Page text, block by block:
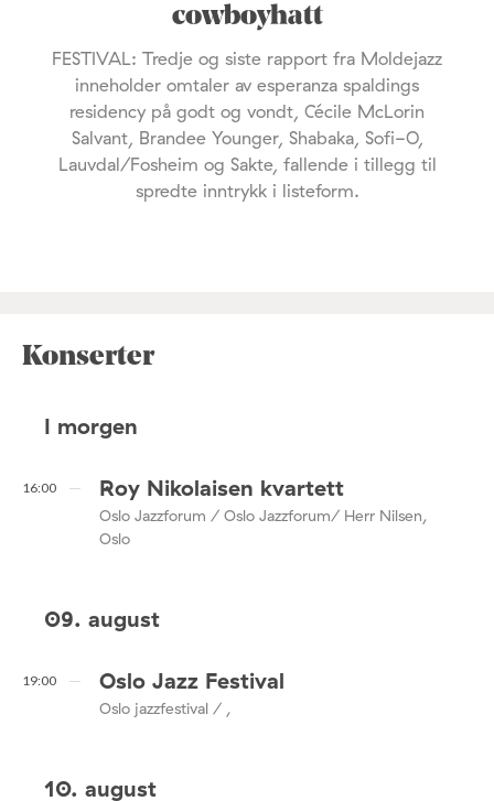
cowboyhatt
FESTIVAL: Tredje og siste rapport fra Moldejazz
inneholder omtaler av esperanza spaldings
residency på godt og vondt, Cécile McLorin
Salvant, Brandee Younger, Shabaka, Sofi-O,
Lauvdal/Fosheim og Sakte, fallende i tillegg til
spredte inntrykk i listeform.
Konserter
I morgen
16:00 Roy Nikolaisen kvartett
Oslo Jazzforum / Oslo Jazzforum/ Herr Nilsen,
Oslo
09. august
19:00 Oslo Jazz Festival
Oslo jazzfestival / ,
10. august